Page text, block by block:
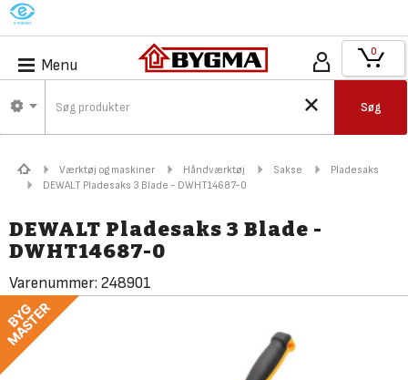
M
Menu
Søg
0
Værktøj og maskiner Håndværktøj Sakse
Pladesaks
DEWALT Pladesaks 3 Blade - DWHT14687-0
DEWALT Pladesaks 3 Blade -
DWHT14687-0
Varenummer: 248901